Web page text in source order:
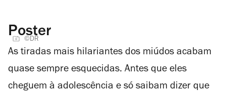
Poster
©DR
As tiradas mais hilariantes dos miúdos acabam
quase sempre esquecidas. Antes que eles
cheguem à adolescência e só saibam dizer que